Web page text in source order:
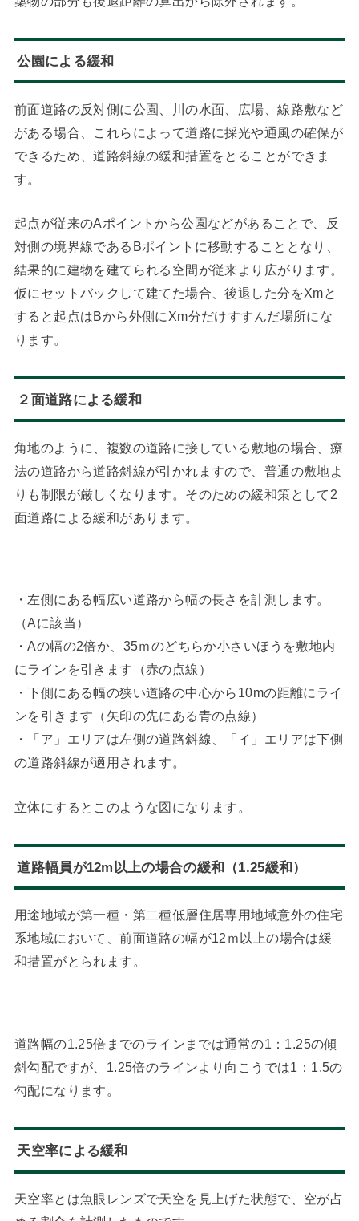
公園による緩和
前面道路の反対側に公園、川の水面、広場、線路敷など
がある場合、これらによって道路に採光や通風の確保が
できるため、道路斜線の緩和措置をとることができま
す。
起点が従来のAポイントから公園などがあることで、反
対側の境界線であるBポイントに移動することとなり、
結果的に建物を建てられる空間が従来より広がります。
仮にセットバックして建てた場合、後退した分をXmと
すると起点はBから外側にXm分だけすすんだ場所にな
ります。
２面道路による緩和
角地のように、複数の道路に接している敷地の場合、療
法の道路から道路斜線が引かれますので、普通の敷地よ
りも制限が厳しくなります。そのための緩和策として2
面道路による緩和があります。
・左側にある幅広い道路から幅の長さを計測します。
（Aに該当）
・Aの幅の2倍か、35ｍのどちらか小さいほうを敷地内
にラインを引きます（赤の点線）
・下側にある幅の狭い道路の中心から10mの距離にライ
ンを引きます（矢印の先にある青の点線）
・「ア」エリアは左側の道路斜線、「イ」エリアは下側
の道路斜線が適用されます。
立体にするとこのような図になります。
道路幅員が12m以上の場合の緩和（1.25緩和）
用途地域が第一種・第二種低層住居専用地域意外の住宅
系地域において、前面道路の幅が12ｍ以上の場合は緩
和措置がとられます。
道路幅の1.25倍までのラインまでは通常の1：1.25の傾
斜勾配ですが、1.25倍のラインより向こうでは1：1.5の
勾配になります。
天空率による緩和
天空率とは魚眼レンズで天空を見上げた状態で、空が占